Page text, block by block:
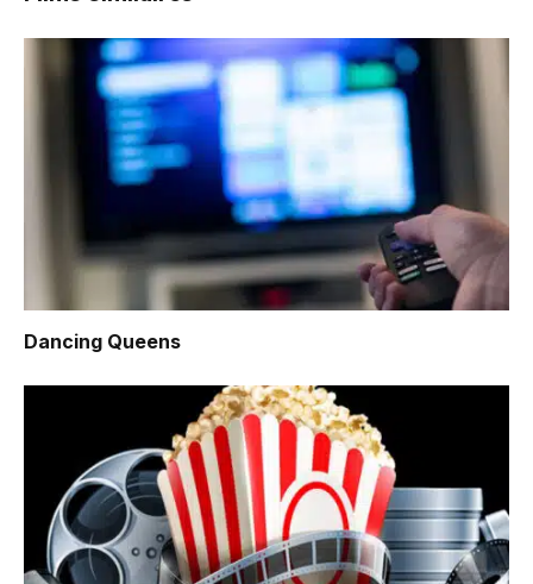
Dancing Queens